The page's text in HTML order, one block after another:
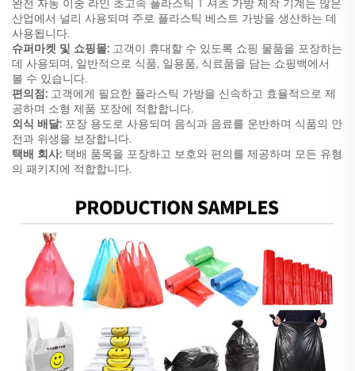
완전 자동 이중 라인 초고속 플라스틱 T 셔츠 가방 제작 기계는 많은
산업에서 널리 사용되며 주로 플라스틱 베스트 가방을 생산하는 데
사용됩니다.
슈퍼마켓 및 쇼핑몰: 고객이 휴대할 수 있도록 쇼핑 물품을 포장하는
데 사용되며, 일반적으로 식품, 일용품, 식료품을 담는 쇼핑백에서
볼 수 있습니다.
편의점: 고객에게 필요한 플라스틱 가방을 신속하고 효율적으로 제
공하며 소형 제품 포장에 적합합니다.
외식 배달: 포장 용도로 사용되며 음식과 음료를 운반하며 식품의 안
전과 위생을 보장합니다.
택배 회사: 택배 품목을 포장하고 보호와 편의를 제공하며 모든 유형
의 패키지에 적합합니다.